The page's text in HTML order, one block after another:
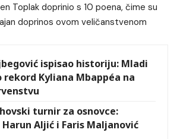
Toplak doprinio s 10 poena, čime su
doprinos ovom veličanstvenom
ispisao historiju: Mladi
rekord Kyliana Mbappéa na
turnir za osnovce:
Aljić i Faris Maljanović